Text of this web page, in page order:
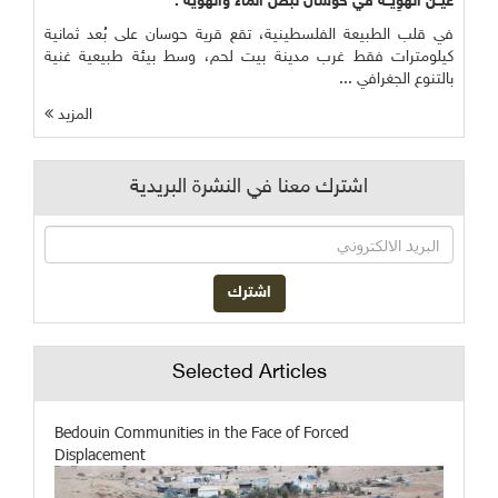
في قلب الطبيعة الفلسطينية، تقع قرية حوسان على بُعد ثمانية
كيلومترات فقط غرب مدينة بيت لحم، وسط بيئة طبيعية غنية
بالتنوع الجغرافي ...
المزيد
اشترك معنا في النشرة البريدية
Selected Articles
Bedouin Communities in the Face of Forced
Displacement